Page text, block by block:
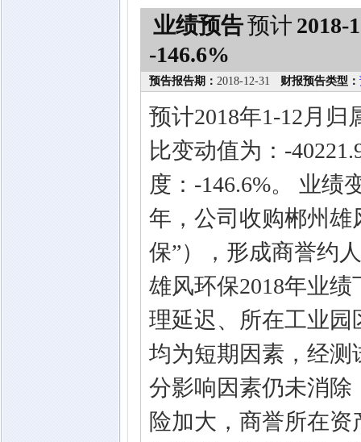
业绩预告预计 2018-
-146.6%
预告报告期： 2018-12-31 财报预告类型：
预计2018年1-12月
比变动值为：-
度：-146.6%。 业绩
年，公司收购郴州雄
保”），形成商誉约
雄风环保2018年业
理延迟、所在工业
均为短期因素，经
分影响因素仍未消
险加大，商誉所在